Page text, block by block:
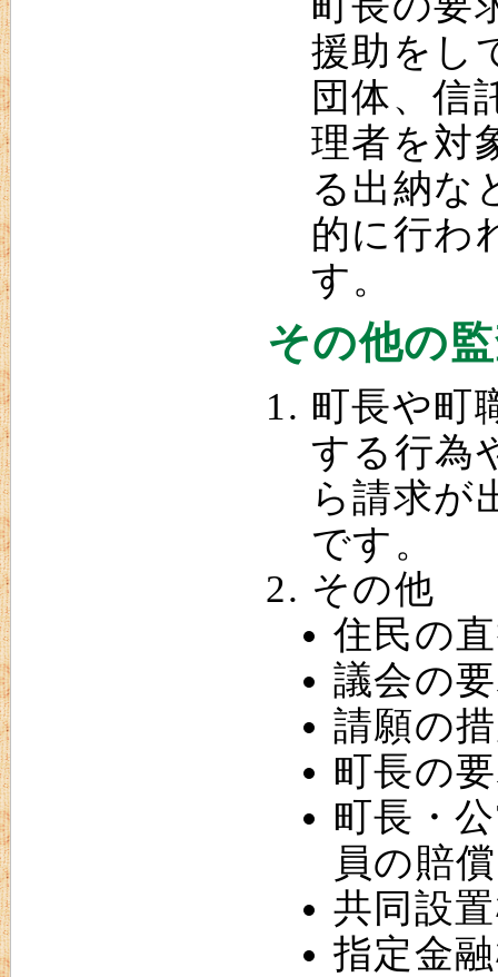
援助をし
団体、信
理者を対
る出納な
的に行わ
す。
その他の
町長や町
する行為
ら請求が
です。
その他
住民の
議会の
請願の
町長の
町長・
員の賠
共同設
指定金